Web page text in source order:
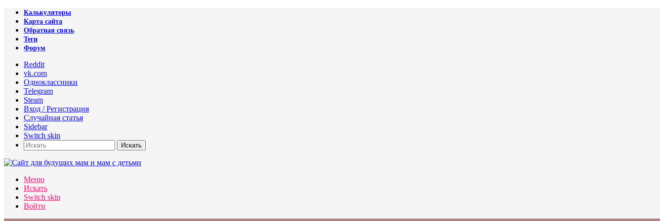
Калькуляторы
Карта сайта
Обратная связь
Теги
Форум
Reddit
vk.com
Одноклассники
Telegram
Steam
Вход / Регистрация
Случайная статья
Sidebar
Switch skin
Искать
Меню
Искать
Switch skin
Войти